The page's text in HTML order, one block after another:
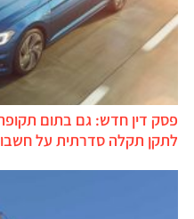
דין חדש: גם בתום תקופת
תקלה סדרתית על חשבונה